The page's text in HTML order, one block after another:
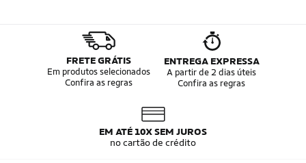
FRETE GRÁTIS
Em produtos selecionados
Confira as regras
ENTREGA EXPRESSA
A partir de 2 dias úteis
Confira as regras
EM ATÉ 10X SEM JUROS
no cartão de crédito